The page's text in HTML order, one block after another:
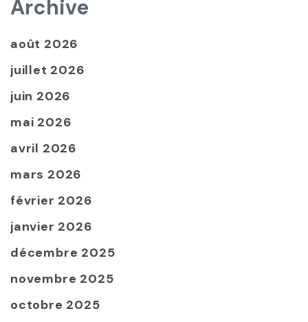
Archive
août 2026
juillet 2026
juin 2026
mai 2026
avril 2026
mars 2026
février 2026
janvier 2026
décembre 2025
novembre 2025
octobre 2025